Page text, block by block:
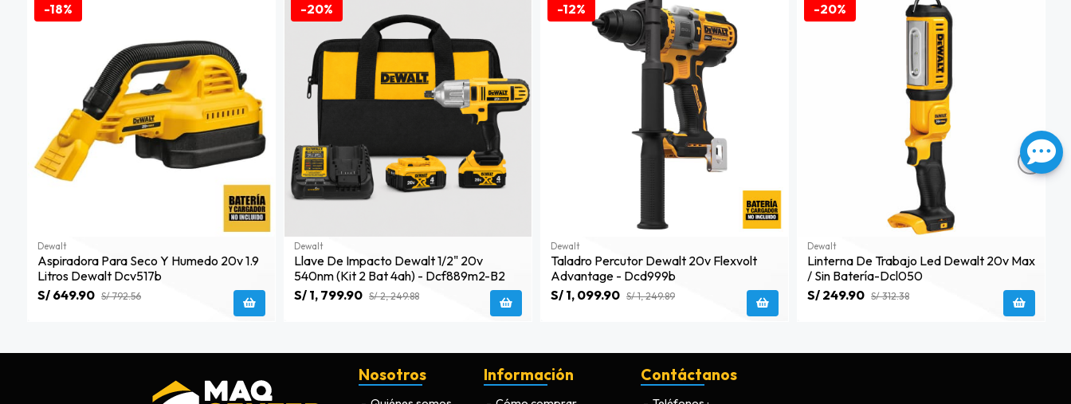
-18%
Dewalt
Aspiradora Para Seco Y Humedo 20v 1.9
Litros Dewalt Dcv517b
S/ 649.90 S/ 792.56
-20%
Dewalt
Llave De Impacto Dewalt 1/2" 20v
540nm (kit 2 Bat 4ah) - Dcf889m2-B2
S/ 1, 799.90 S/ 2, 249.88
-12%
Dewalt
Taladro Percutor Dewalt 20v Flexvolt
Advantage - Dcd999b
S/ 1, 099.90 S/ 1, 249.89
-20%
Dewalt
Linterna De Trabajo Led Dewalt 20v Max
/ Sin Batería-Dcl050
S/ 249.90 S/ 312.38
Nosotros Información Contáctanos